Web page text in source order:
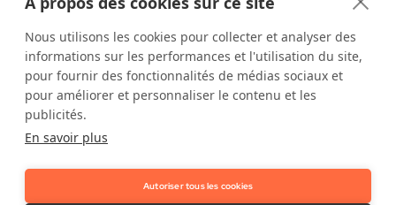
Heures d'ouverture
Centre d'identification
8:00 – 12:00. CET - service diurne
12:00 – 20:00 CET - service nocturne
Nous utilisons les cookies pour collecter et analyser des
informations sur les performances et l'utilisation du site,
pour fournir des fonctionnalités de médias sociaux et
pour améliorer et personnaliser le contenu et les
publicités.
En savoir plus
Autoriser tous les cookies